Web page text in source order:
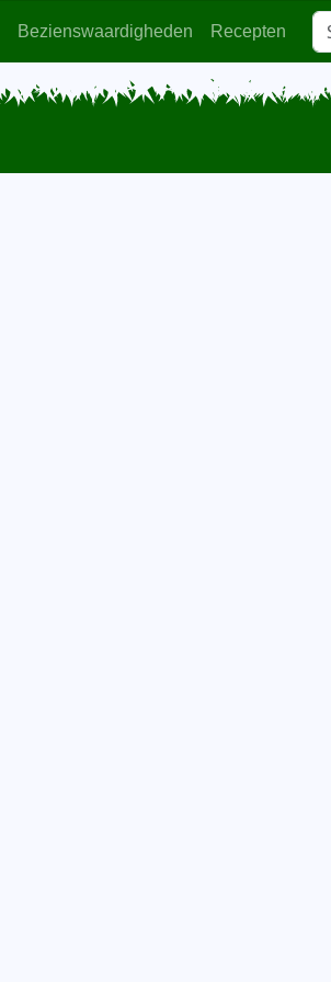
Bezienswaardigheden Recepten